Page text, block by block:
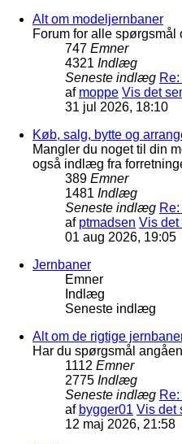
Alt om modeljernbaner
Forum for alle spørgsmål
747 Emner
4321 Indlæg
Seneste indlæg
af moppe Vis det
31 jul 2026, 18:10
Køb, salg, bytte og
Mangler du noget til din
også indlæg fra
389 Emner
1481 Indlæg
Seneste indlæg
af ptmadsen Vis
01 aug 2026, 19:05
Jernbaner
Emner
Indlæg
Seneste indlæg
Alt om de rigtige
Har du spørgsmål
1112 Emner
2775 Indlæg
Seneste indlæg
af bygger01 Vis det
12 maj 2026, 21:58